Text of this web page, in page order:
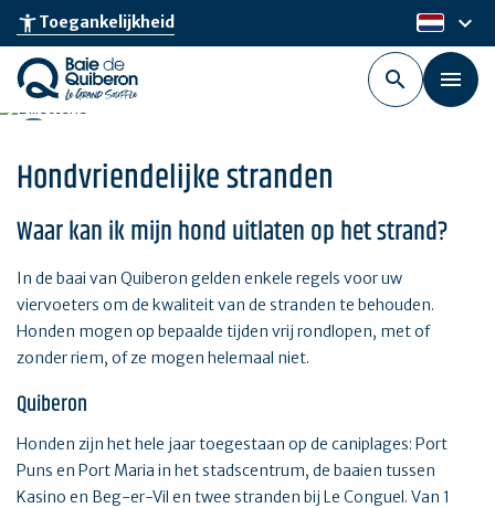
Skip
main
content
accessibility_newToegankelijkheid nl
keyboard_arrow_down
Hondvriendelijke stranden
Waar kan ik mijn hond uitlaten op het strand?
In de baai van Quiberon gelden enkele regels voor uw
viervoeters om de kwaliteit van de stranden te behouden.
Honden mogen op bepaalde tijden vrij rondlopen, met of
zonder riem, of ze mogen helemaal niet.
Quiberon
Honden zijn het hele jaar toegestaan op de caniplages: Port
Puns en Port Maria in het stadscentrum, de baaien tussen
Kasino en Beg-er-Vil en twee stranden bij Le Conguel. Van 1